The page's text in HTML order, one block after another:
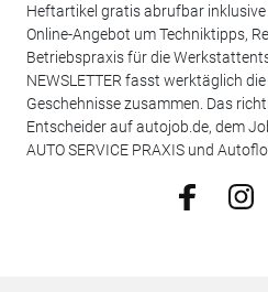
Heftartikel gratis abrufbar inklusive
Online-Angebot um Techniktipps,
Betriebspraxis für die
NEWSLETTER fasst werktäglich
Geschehnisse zusammen. Das
Entscheider auf autojob.de, dem
AUTO SERVICE PRAXIS und